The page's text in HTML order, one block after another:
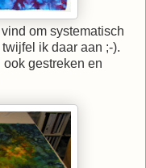
om systematisch
ik daar aan ;-).
gestreken en